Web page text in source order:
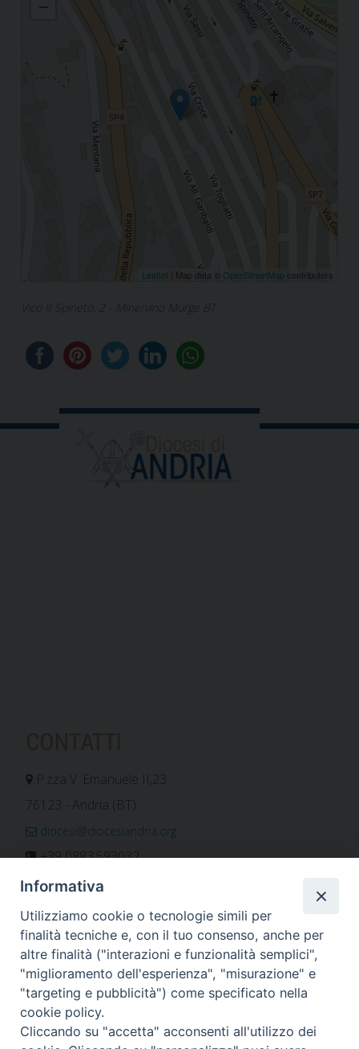
−
Leaflet | Map data © OpenStreetMap contributors
Vico II Spineto, 2 - Minervino Murge BT
P.zza V. Emanuele II,23
76123 - Andria (BT)
diocesi@diocesiandria.org
+39 0883.593032
+39 0883.592596
ORARIO E CALENDARI
Orari uffici
Calendario diocesano
Orario messe
Informativa
Utilizziamo cookie o tecnologie simili per
finalità tecniche e, con il tuo consenso, anche per
altre finalità ("interazioni e funzionalità semplici",
"miglioramento dell'esperienza", "misurazione" e
"targeting e pubblicità") come specificato nella
cookie policy.
Cliccando su "accetta" acconsenti all'utilizzo dei